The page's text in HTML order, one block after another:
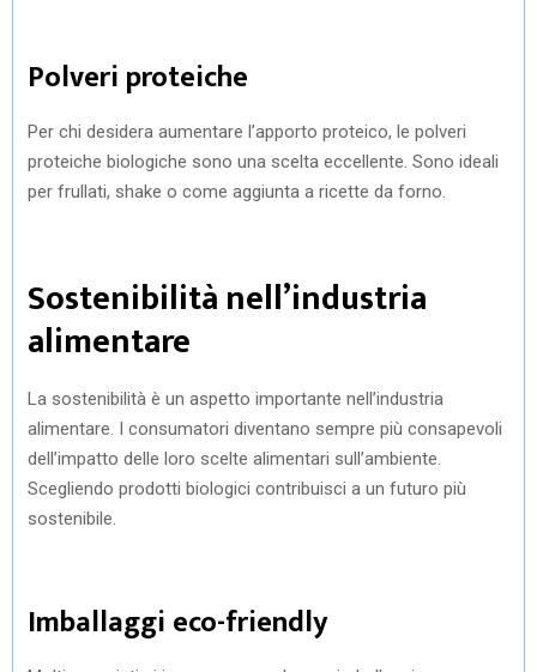
Polveri proteiche
Per chi desidera aumentare l’apporto proteico, le polveri
proteiche biologiche sono una scelta eccellente. Sono ideali
per frullati, shake o come aggiunta a ricette da forno.
Sostenibilità nell’industria
alimentare
La sostenibilità è un aspetto importante nell’industria
alimentare. I consumatori diventano sempre più consapevoli
dell’impatto delle loro scelte alimentari sull’ambiente.
Scegliendo prodotti biologici contribuisci a un futuro più
sostenibile.
Imballaggi eco-friendly